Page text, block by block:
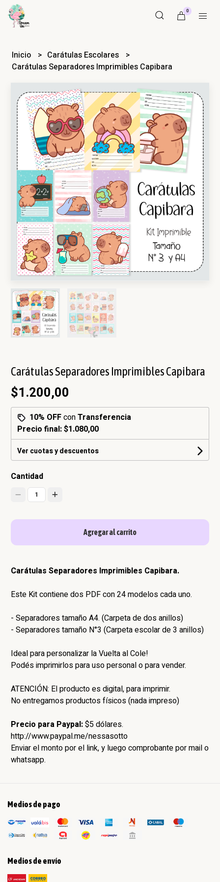
0
Inicio
Carátulas Escolares
Carátulas Separadores Imprimibles Capibara
Carátulas Separadores Imprimibles Capibara
$1.200,00
10% OFFconTransferencia
Precio final:$1.080,00
Ver cuotas y descuentos
Cantidad
1
Agregar al carrito
Carátulas Separadores Imprimibles Capibara.
Este Kit contiene dos PDF con 24 modelos cada uno.
- Separadores tamaño A4. (Carpeta de dos anillos)
- Separadores tamaño N°3 (Carpeta escolar de 3 anillos)
Ideal para personalizar la Vuelta al Cole!
Podés imprimirlos para uso personal o para vender.
ATENCIÓN: El producto es digital, para imprimir.
No entregamos productos físicos (nada impreso)
Precio para Paypal:$5 dólares.
http://www.paypal.me/nessasotto
Enviar el monto por el link, y luego comprobante por mail o
whatsapp.
Medios de pago
Medios de envío